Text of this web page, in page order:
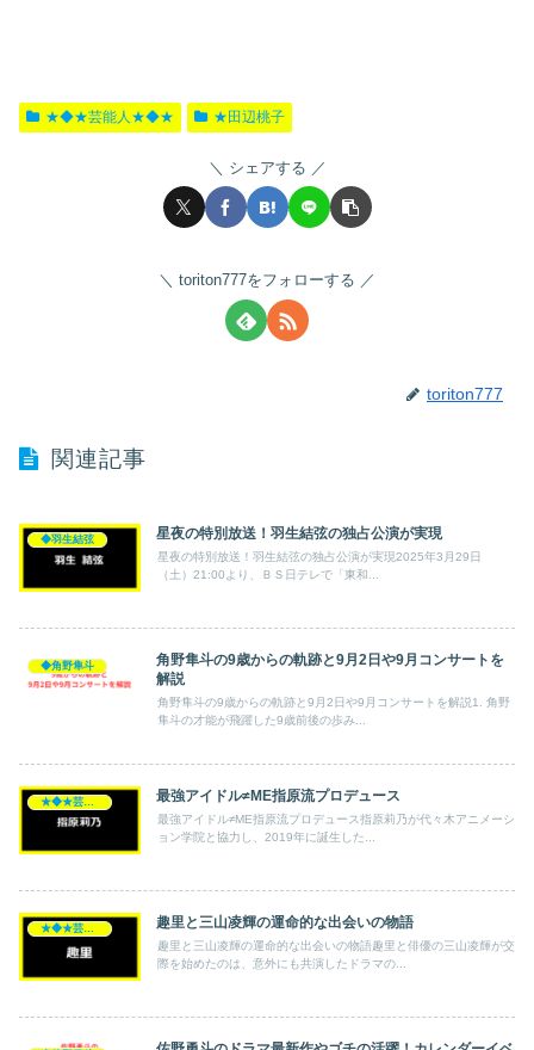
★◆★芸能人★◆★ ★田辺桃子
シェアする
toriton777をフォローする
toriton777
関連記事
◆羽生結弦 星夜の特別放送！羽生結弦の独占公演が実現
星夜の特別放送！羽生結弦の独占公演が実現2025年3月29日
（土）21:00より、ＢＳ日テレで「東和...
◆角野隼斗
角野隼斗の9歳からの軌跡と9月2日や9月コンサートを
解説
角野隼斗の9歳からの軌跡と9月2日や9月コンサートを解説1. 角野
隼斗の才能が飛躍した9歳前後の歩み...
最強アイドル≠ME指原流プロデュース
最強アイドル≠ME指原流プロデュース指原莉乃が代々木アニメーシ
ョン学院と協力し、2019年に誕生した...
趣里と三山凌輝の運命的な出会いの物語
趣里と三山凌輝の運命的な出会いの物語趣里と俳優の三山凌輝が交
際を始めたのは、意外にも共演したドラマの...